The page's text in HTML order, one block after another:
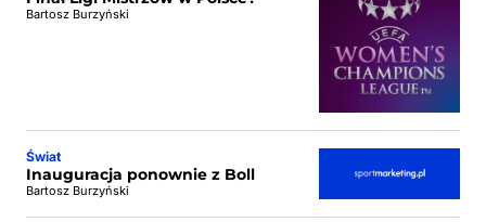
Bartosz Burzyński
Świat
Inauguracja ponownie z Boll
Bartosz Burzyński